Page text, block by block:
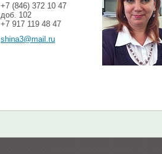
+7 (846) 372 10 47
доб. 102
+7 917 119 48 47
shina3@mail.ru